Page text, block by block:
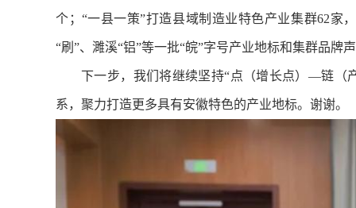
个；“一县一策”打造县域制造业特色产业集群62家
“刷”、濉溪“铝”等一批“皖”字号产业地标和集群品牌
下一步，我们将继续坚持“点（增长点）—链（
系，聚力打造更多具有安徽特色的产业地标。谢谢。